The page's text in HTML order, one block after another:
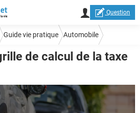
Question
Guide vie pratique Automobile
de calcul de la taxe